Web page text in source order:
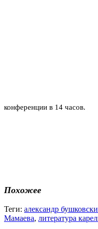
конференции в 14 часов.
Похожее
Теги: александр
Мамаева, литература